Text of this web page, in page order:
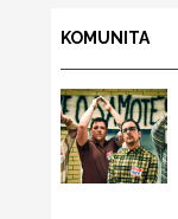
KOMUNITA